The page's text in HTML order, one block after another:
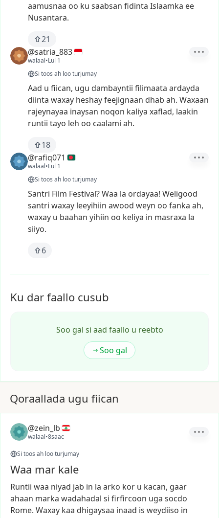
aamusnaa oo ku saabsan fidinta Islaamka ee
Nusantara.
21
@satria_883
walaal•Lul 1
Si toos ah loo turjumay
Aad u fiican, ugu dambayntii filimaata ardayda
diinta waxay heshayfeejignaan dhab ah. Waxaan
rajeynayaa inaysan noqon kaliya xaflad, laakin
runtii tayo leh oo caalami ah.
18
@rafiq071
walaal•Lul 1
Si toos ah loo turjumay
Santri Film Festival?Waa la ordayaa! Weligood
santri waxay leeyihiin awood weyn oo fanka ah,
waxay u baahan yihiin oo keliya in masraxa la
siiyo.
6
Ku dar faallo cusub
Soo gal si aad faallo u reebto
Soo gal
Qoraallada ugu fiican
@zein_lb
walaal•8saac
Si toos ah loo turjumay
Waa mar kale
Runtii waa niyad jab in la arko kor u kacan, gaar
ahaan marka wadahadal si firfircoon uga socdo
Rome. Waxay kaa dhigaysaa inaad is weydiiso in